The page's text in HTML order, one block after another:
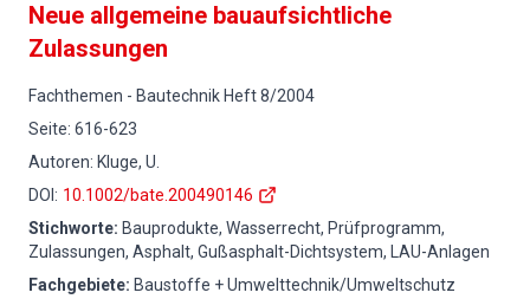
Neue allgemeine bauaufsichtliche
Zulassungen
Fachthemen - Bautechnik Heft8/2004
Seite: 616-623
Autoren: Kluge, U.
DOI : 10.1002/bate.200490146
Stichworte: Bauprodukte, Wasserrecht, Prüfprogramm,
Zulassungen, Asphalt, Gußasphalt-Dichtsystem, LAU-Anlagen
Fachgebiete: Baustoffe + Umwelttechnik/Umweltschutz